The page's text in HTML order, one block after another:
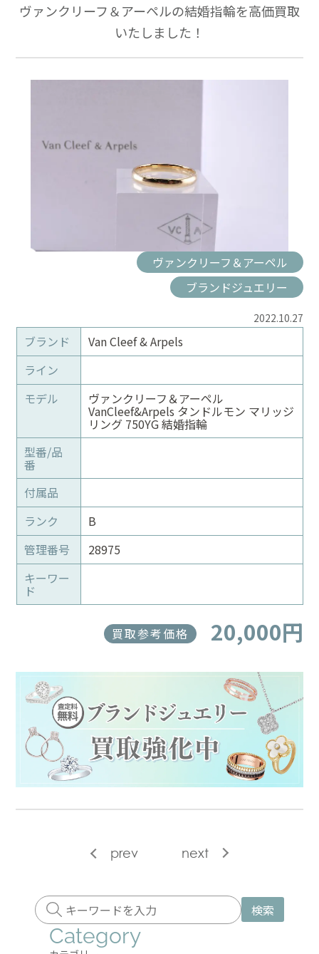
ヴァンクリーフ＆アーペルの結婚指輪を高価買取
いたしました！
ヴァンクリーフ＆アーペル
ブランドジュエリー
2022.10.27
ブランド
Van Cleef & Arpels
ライン
モデル
ヴァンクリーフ＆アーペル
VanCleef&Arpels タンドルモン マリッジ
リング 750YG 結婚指輪
型番/品
番
付属品
ランク
B
管理番号
28975
キーワー
ド
買取参考価格 20,000円
prev next
検索
Category